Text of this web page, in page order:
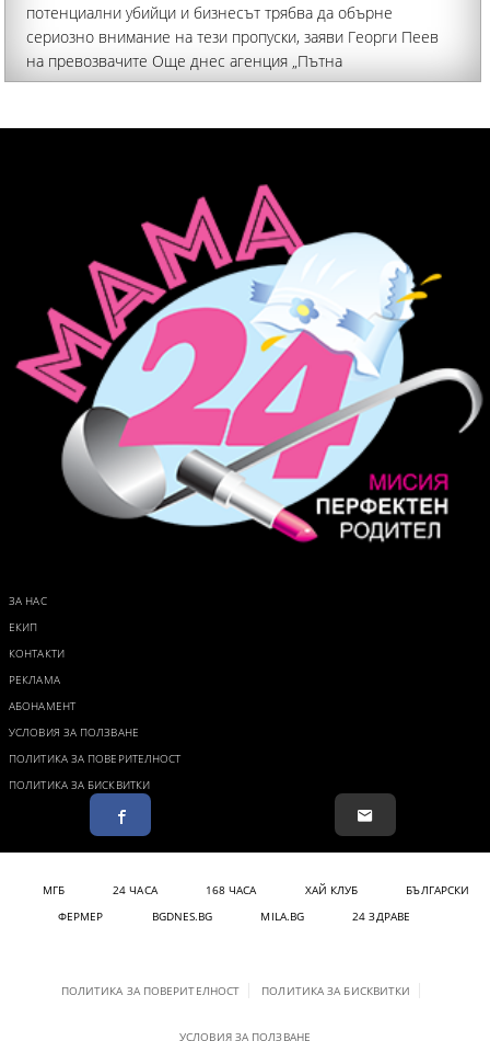
потенциални убийци и бизнесът трябва да обърне
сериозно внимание на тези пропуски, заяви Георги Пеев
на превозвачите Още днес агенция „Пътна
инфраструктура" да представи пред министерството и
ЗА НАС
ЕКИП
КОНТАКТИ
РЕКЛАМА
АБОНАМЕНТ
УСЛОВИЯ ЗА ПОЛЗВАНЕ
ПОЛИТИКА ЗА ПОВЕРИТЕЛНОСТ
ПОЛИТИКА ЗА БИСКВИТКИ
МГБ 24 ЧАСА 168 ЧАСА ХАЙ КЛУБ
БЪЛГАРСКИ
ФЕРМЕР
BGDNES.BG MILA.BG 24 ЗДРАВЕ
ПОЛИТИКА ЗА ПОВЕРИТЕЛНОСТ ПОЛИТИКА ЗА БИСКВИТКИ
УСЛОВИЯ ЗА ПОЛЗВАНЕ